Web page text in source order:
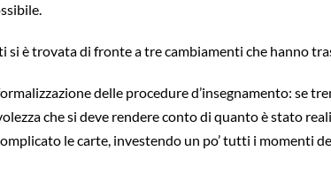
si è trovata di fronte a tre cambiamenti che hanno
delle procedure d’insegnamento: se
che si deve rendere conto di quanto è stato
le carte, investendo un po’ tutti i momenti